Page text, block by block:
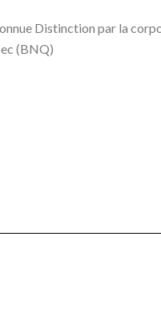
Distinction par la
(BNQ)